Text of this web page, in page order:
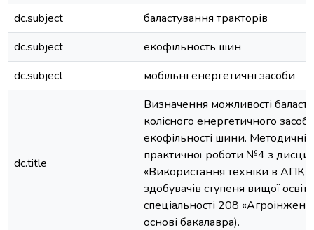
dc.subject
баластування тракторів
dc.subject
екофільность шин
dc.subject
мобільні енергетичні засоби
dc.title
Визначення можливості
колісного енергетичного
екофільності шини. Методичні
практичної роботи №4 з
«Використання техніки в АПК
здобувачів ступеня вищої
спеціальності 208
основі бакалавра).